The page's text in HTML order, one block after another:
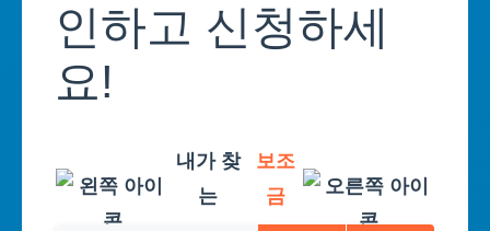
인하고 신청하세
요!
내가 찾
는
보조
금